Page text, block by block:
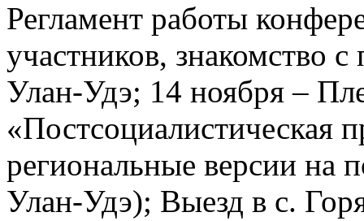
Регламент работы
участников, знакомство
Улан-Удэ; 14 ноября –
«Постсоциалистическая
региональные версии на
Улан-Удэ); Выезд в с.